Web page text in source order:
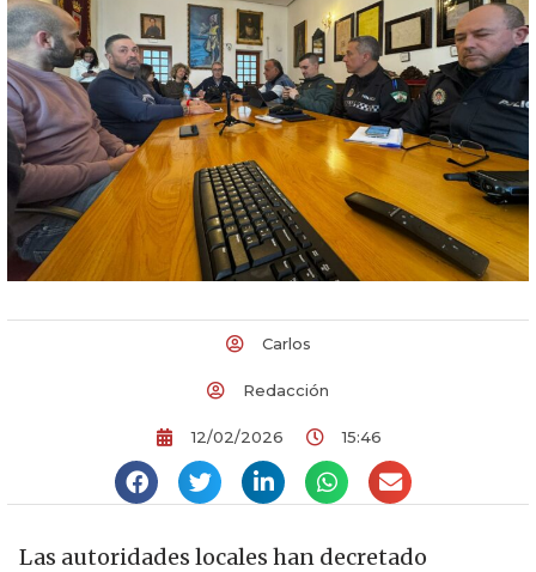
Carlos
Redacción
12/02/2026 15:46
Las autoridades locales han decretado